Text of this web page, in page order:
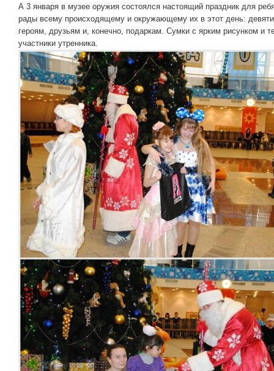
А 3 января в музее оружия состоялся настоящий праздник для
рады всему происходящему и окружающему их в этот день:
героям, друзьям и, конечно, подаркам. Сумки с ярким рисунком и
участники утренника.